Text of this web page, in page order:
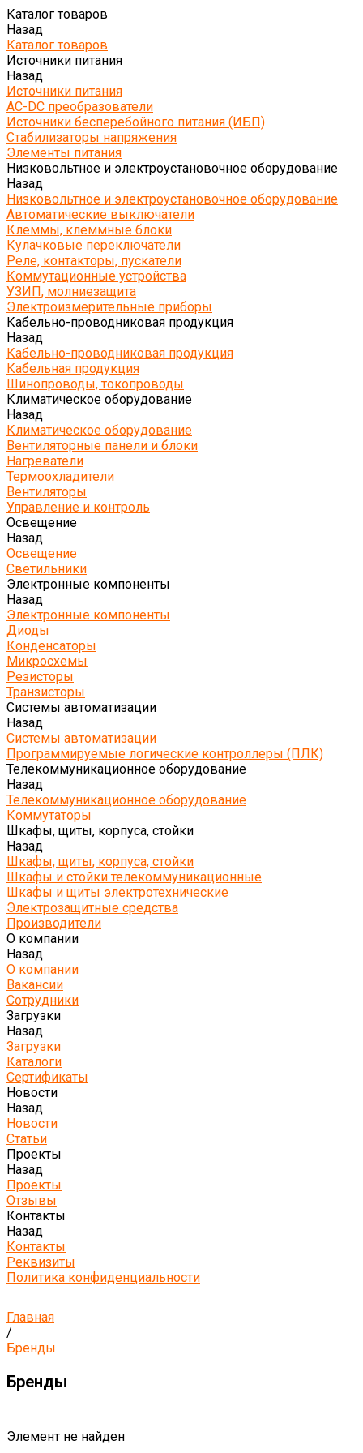
Каталог товаров
Назад
Каталог товаров
Источники питания
Назад
Источники питания
AC-DC преобразователи
Источники бесперебойного питания (ИБП)
Стабилизаторы напряжения
Элементы питания
Низковольтное и электроустановочное оборудование
Назад
Низковольтное и электроустановочное оборудование
Автоматические выключатели
Клеммы, клеммные блоки
Кулачковые переключатели
Реле, контакторы, пускатели
Коммутационные устройства
УЗИП, молниезащита
Электроизмерительные приборы
Кабельно-проводниковая продукция
Назад
Кабельно-проводниковая продукция
Кабельная продукция
Шинопроводы, токопроводы
Климатическое оборудование
Назад
Климатическое оборудование
Вентиляторные панели и блоки
Нагреватели
Термоохладители
Вентиляторы
Управление и контроль
Освещение
Назад
Освещение
Светильники
Электронные компоненты
Назад
Электронные компоненты
Диоды
Конденсаторы
Микросхемы
Резисторы
Транзисторы
Системы автоматизации
Назад
Системы автоматизации
Программируемые логические контроллеры (ПЛК)
Телекоммуникационное оборудование
Назад
Телекоммуникационное оборудование
Коммутаторы
Шкафы, щиты, корпуса, стойки
Назад
Шкафы, щиты, корпуса, стойки
Шкафы и стойки телекоммуникационные
Шкафы и щиты электротехнические
Электрозащитные средства
Производители
О компании
Назад
О компании
Вакансии
Сотрудники
Загрузки
Назад
Загрузки
Каталоги
Сертификаты
Новости
Назад
Новости
Статьи
Проекты
Назад
Проекты
Отзывы
Контакты
Назад
Контакты
Реквизиты
Политика конфиденциальности
Главная
/
Бренды
Бренды
Элемент не найден